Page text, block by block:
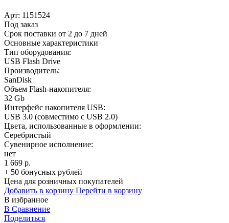
Арт: 1151524
Под заказ
Срок поставки от 2 до 7 дней
Основные характеристики
Тип оборудования:
USB Flash Drive
Производитель:
SanDisk
Объем Flash-накопителя:
32 Gb
Интерфейс накопителя USB:
USB 3.0 (совместимо с USB 2.0)
Цвета, использованные в оформлении:
Серебристый
Сувенирное исполнение:
нет
1 669 р.
+ 50 бонусных рублей
Цена для розничных покупателей
Добавить в корзину Перейти в корзину
В избранное
В Сравнение
Поделиться